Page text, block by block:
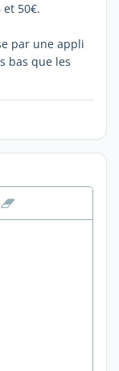
50€.
par une appli
bas que les